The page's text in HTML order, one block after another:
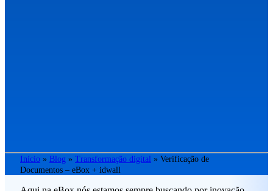
Início » Blog » Transformação digital » Verificação de
Documentos – eBox + idwall